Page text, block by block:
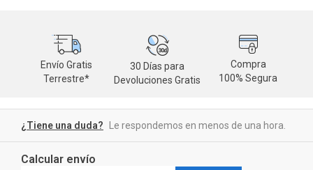
Envío Gratis
Terrestre*
30 Días para
Devoluciones Gratis
Compra
100% Segura
¿Tiene una duda? Le respondemos en menos de una hora.
Calcular envío